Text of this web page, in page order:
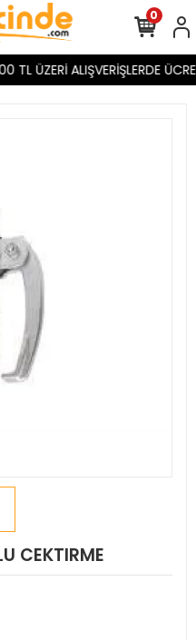
TL ÜZERİ ALIŞVERİŞLERDE
0
CEKTIRME